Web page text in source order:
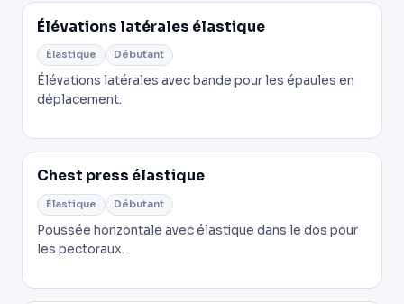
Élévations latérales élastique
Élastique Débutant
Élévations latérales avec bande pour les épaules en
déplacement.
Chest press élastique
Élastique Débutant
Poussée horizontale avec élastique dans le dos pour
les pectoraux.